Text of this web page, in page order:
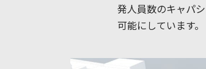
発人員数のキャパ
可能にしています。